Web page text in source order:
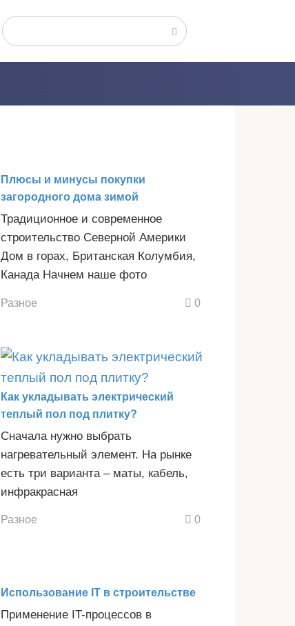
Поиск:
Плюсы и минусы покупки
загородного дома зимой
Традиционное и современное
строительство Северной Америки
Дом в горах, Британская Колумбия,
Канада Начнем наше фото
Разное 0
Как укладывать электрический
теплый пол под плитку?
Сначала нужно выбрать
нагревательный элемент. На рынке
есть три варианта – маты, кабель,
инфракрасная
Разное 0
Использование IT в строительстве
Применение IT-процессов в